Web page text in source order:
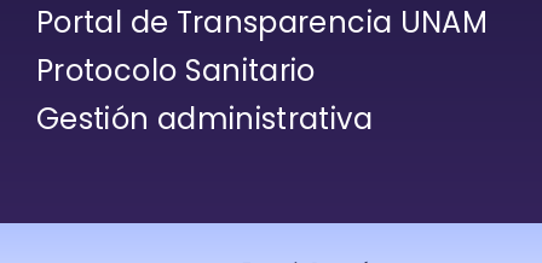
Portal de Transparencia UNAM
Protocolo Sanitario
Gestión administrativa